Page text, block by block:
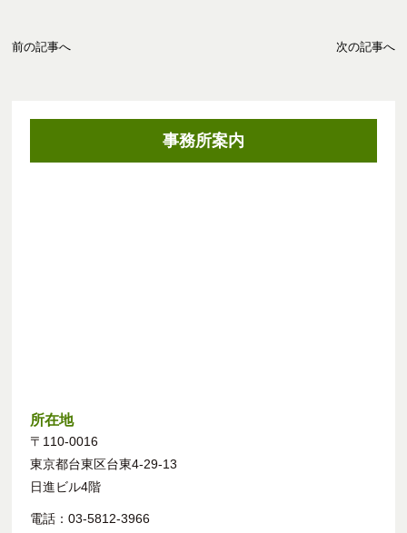
前の記事へ 次の記事へ
事務所案内
所在地
〒110-0016
東京都台東区台東4-29-13
日進ビル4階
電話：03-5812-3966